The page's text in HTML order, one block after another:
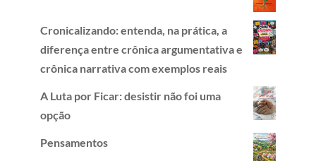
Cronicalizando: entenda, na prática, a
diferença entre crônica argumentativa e
crônica narrativa com exemplos reais
A Luta por Ficar: desistir não foi uma
opção
Pensamentos